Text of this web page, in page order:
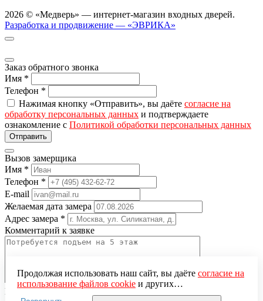
2026 © «Медверь» — интернет-магазин входных дверей.
Разработка и продвижение — «ЭВРИКА»
Заказ обратного звонка
Имя *
Телефон *
Нажимая кнопку «Отправить», вы даёте согласие на
обработку персональных данных и подтверждаете
ознакомление с Политикой обработки персональных данных
Вызов замерщика
Имя *
Телефон *
E-mail
Желаемая дата замера
Адрес замера *
Комментарий к заявке
Понравившаяся модель
Продолжая использовать наш сайт, вы даёте согласие на
использование файлов cookieи других
пользовательских данных (включая IP-адрес, сведения о